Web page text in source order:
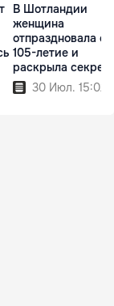
В Шотландии
женщина
отпраздновала
105-летие и
раскрыла секрет
долголетия
30 Июл. 15:02